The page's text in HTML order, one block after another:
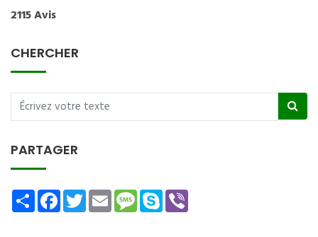
2115 Avis
CHERCHER
PARTAGER
ShareFacebookTwitterEmailMessage
Skype